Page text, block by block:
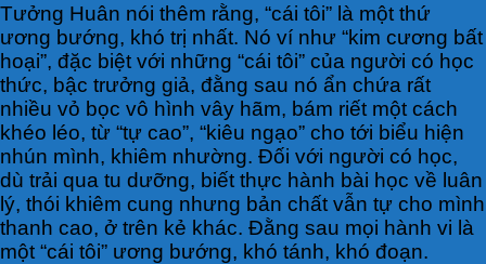
Tưởng Huân nói thêm rằng, “cái tôi” là một thứ
ương bướng, khó trị nhất. Nó ví như “kim cương bất
hoại”, đặc biệt với những “cái tôi” của người có học
thức, bậc trưởng giả, đằng sau nó ẩn chứa rất
nhiều vỏ bọc vô hình vây hãm, bám riết một cách
khéo léo, từ “tự cao”, “kiêu ngạo” cho tới biểu hiện
nhún mình, khiêm nhường. Đối với người có học,
dù trải qua tu dưỡng, biết thực hành bài học về luân
lý, thói khiêm cung nhưng bản chất vẫn tự cho mình
thanh cao, ở trên kẻ khác. Đằng sau mọi hành vi là
một “cái tôi” ương bướng, khó tánh, khó đoạn.